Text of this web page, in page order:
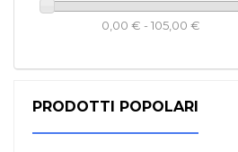
0,00 € - 105,00 €
PRODOTTI POPOLARI